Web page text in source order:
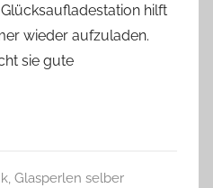
n
G
l
e
hilft
wieder aufzuladen.
sie gute
, Glasperlen selber